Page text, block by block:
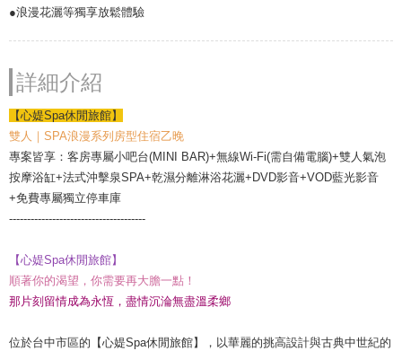
●浪漫花灑等獨享放鬆體驗
詳細介紹
【心媞Spa休閒旅館】
雙人｜SPA浪漫系列房型住宿乙晚
專案皆享：客房專屬小吧台(MINI BAR)+無線Wi-Fi(需自備電腦)+雙人氣泡
按摩浴缸+法式沖擊泉SPA+乾濕分離淋浴花灑+DVD影音+VOD藍光影音
+免費專屬獨立停車庫
--------------------------------------
【心媞Spa休閒旅館】
順著你的渴望，你需要再大膽一點！
那片刻留情成為永恆，盡情沉淪無盡溫柔鄉
位於台中市區的【心媞Spa休閒旅館】，以華麗的挑高設計與古典中世紀的